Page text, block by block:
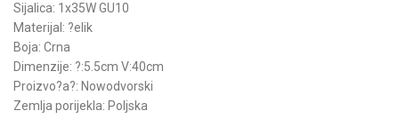
Sijalica: 1x35W GU10
Materijal: ?elik
Boja: Crna
Dimenzije: ?:5.5cm V:40cm
Proizvo?a?: Nowodvorski
Zemlja porijekla: Poljska